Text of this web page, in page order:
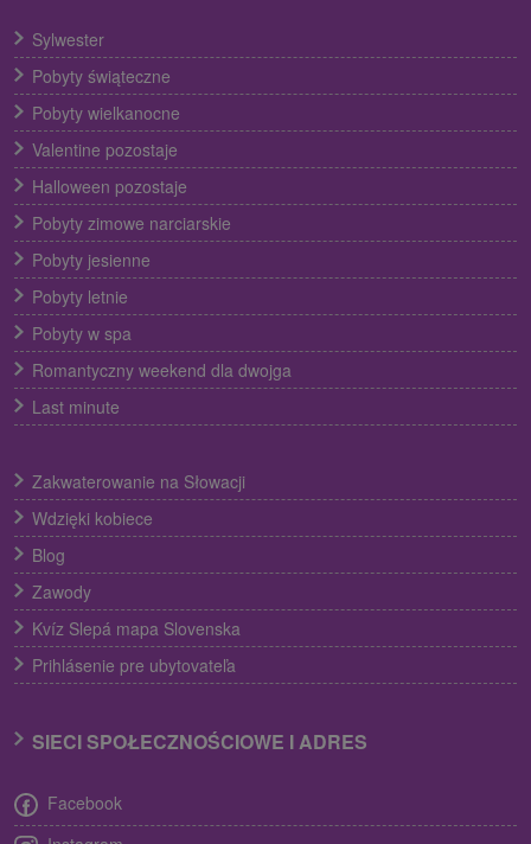
Sylwester
Pobyty świąteczne
Pobyty wielkanocne
Valentine pozostaje
Halloween pozostaje
Pobyty zimowe narciarskie
Pobyty jesienne
Pobyty letnie
Pobyty w spa
Romantyczny weekend dla dwojga
Last minute
Zakwaterowanie na Słowacji
Wdzięki kobiece
Blog
Zawody
Kvíz Slepá mapa Slovenska
Prihlásenie pre ubytovateľa
SIECI SPOŁECZNOŚCIOWE I ADRES
Facebook